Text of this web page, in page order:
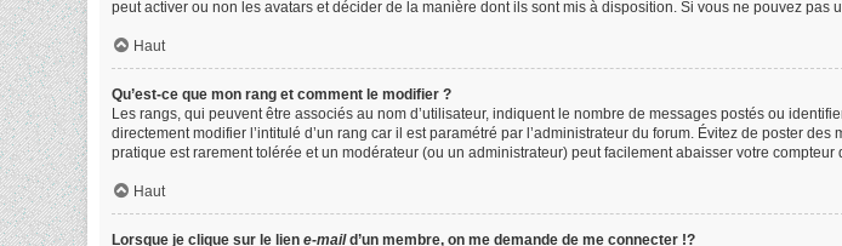
peut activer ou non les avatars et décider de la manière dont ils sont mis à disposition. Si vous ne pouvez pas
Haut
Qu’est-ce que mon rang et comment le modifier ?
Les rangs, qui peuvent être associés au nom d’utilisateur, indiquent le nombre de messages postés ou
directement modifier l’intitulé d’un rang car il est paramétré par l’administrateur du forum. Évitez de poster
pratique est rarement tolérée et un modérateur (ou un administrateur) peut facilement abaisser votre compteur
Haut
Lorsque je clique sur le lien e-maild’un membre, on me demande de me connecter !?